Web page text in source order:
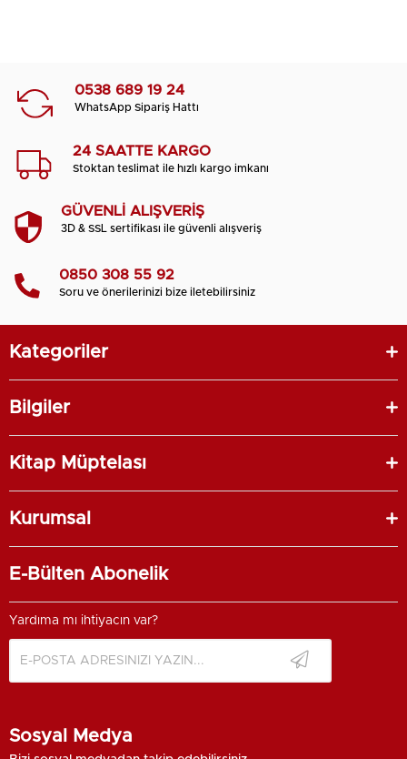
0538 689 19 24
WhatsApp Sipariş Hattı
24 SAATTE KARGO
Stoktan teslimat ile hızlı kargo imkanı
GÜVENLİ ALIŞVERİŞ
3D & SSL sertifikası ile güvenli alışveriş
0850 308 55 92
Soru ve önerilerinizi bize iletebilirsiniz
Kategoriler
Bilgiler
Kitap Müptelası
Kurumsal
E-Bülten Abonelik
Yardıma mı ihtiyacın var?
Sosyal Medya